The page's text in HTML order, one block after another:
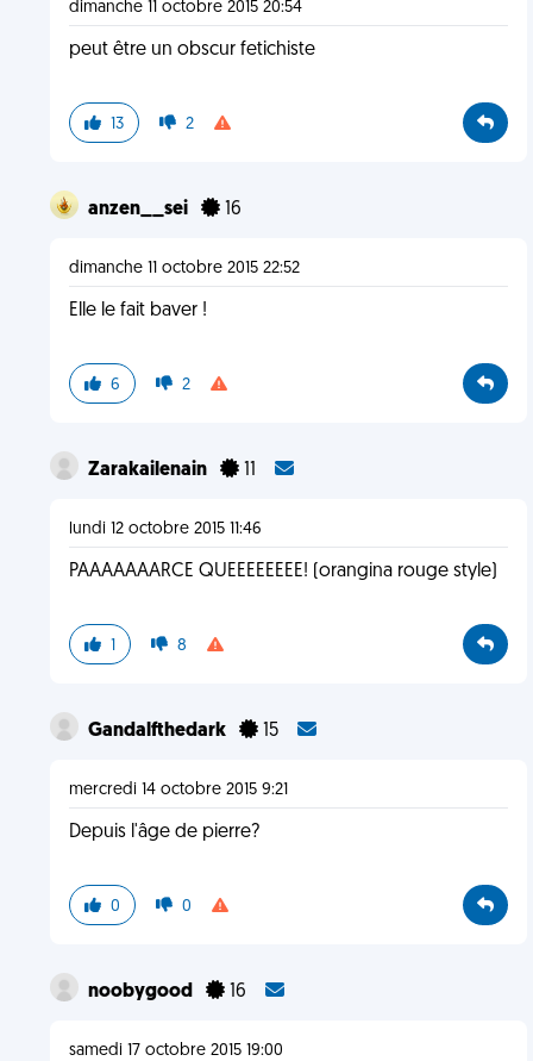
dimanche 11 octobre 2015 20:54
peut être un obscur fetichiste
13 2
anzen__sei 16
dimanche 11 octobre 2015 22:52
Elle le fait baver !
6 2
Zarakailenain 11
lundi 12 octobre 2015 11:46
PAAAAAAARCE QUEEEEEEEE! (orangina rouge style)
1 8
Gandalfthedark 15
mercredi 14 octobre 2015 9:21
Depuis l'âge de pierre?
0 0
noobygood 16
samedi 17 octobre 2015 19:00